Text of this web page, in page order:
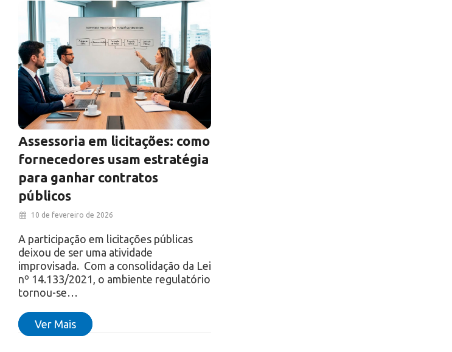
Assessoria em licitações: como
fornecedores usam estratégia
para ganhar contratos
públicos
10 de fevereiro de 2026
A participação em licitações públicas
deixou de ser uma atividade
improvisada. Com a consolidação da Lei
nº 14.133/2021, o ambiente regulatório
tornou-se…
Ver Mais